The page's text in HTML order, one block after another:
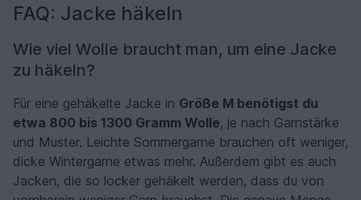
FAQ: Jacke häkeln
Wie viel Wolle braucht man, um eine Jacke
zu häkeln?
Für eine gehäkelte Jacke in Größe M benötigst du
etwa 800 bis 1300 Gramm Wolle, je nach Garnstärke
und Muster. Leichte Sommergarne brauchen oft weniger,
dicke Wintergarne etwas mehr. Außerdem gibt es auch
Jacken, die so locker gehäkelt werden, dass du von